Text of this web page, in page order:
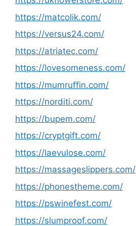
https://matcolik.com/
https://versus24.com/
https://atriatec.com/
https://lovesomeness.com/
https://mumruffin.com/
https://norditi.com/
https://bupem.com/
https://cryptgift.com/
https://laevulose.com/
https://massageslippers.com/
https://phonestheme.com/
https://pswinefest.com/
https://slumproof.com/